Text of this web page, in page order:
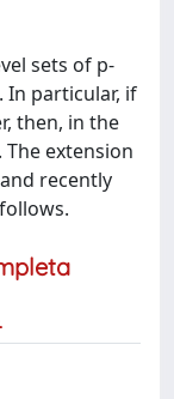
sets of p-
In particular, if
then, in the
extension
recently